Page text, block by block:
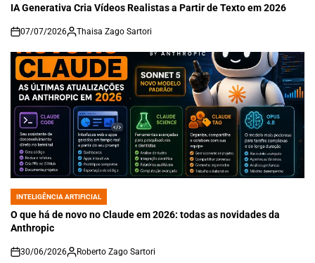
IN
IA Generativa Cria Vídeos Realistas a Partir de Texto em 2026
on
07/07/2026 Thaisa Zago Sartori
POSTED
IN
INTELIGÊNCIA ARTIFICIAL
O que há de novo no Claude em 2026: todas as novidades da
Anthropic
on
30/06/2026 Roberto Zago Sartori